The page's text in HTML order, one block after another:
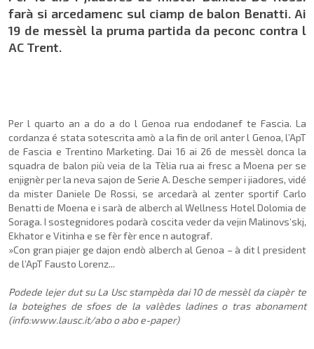
farà si arcedamenc sul ciamp de balon Benatti. Ai
19 de messèl la pruma partida da peconc contra l
AC Trent.
Per l quarto an a do a do l Genoa rua endodanef te Fascia. La
cordanza é stata sotescrita amò a la fin de oril anter l Genoa, l’ApT
de Fascia e Trentino Marketing. Dai 16 ai 26 de messèl donca la
squadra de balon più veia de la Tèlia rua ai fresc a Moena per se
enjignèr per la neva sajon de Serie A. Desche semper i jiadores, vidé
da mister Daniele De Rossi, se arcedarà al zenter sportif Carlo
Benatti de Moena e i sarà de alberch al Wellness Hotel Dolomia de
Soraga. I sostegnidores podarà coscita veder da vejin Malinovs’skj,
Ekhator e Vitinha e se fèr fèr ence n autograf.
»Con gran piajer ge dajon endò alberch al Genoa – à dit l president
de l’ApT Fausto Lorenz...
Podede lejer dut su La Usc stampèda dai 10 de messèl da ciapèr te
la boteighes de sfoes de la valèdes ladines o tras abonament
(info:www.lausc.it/abo o abo e-paper)